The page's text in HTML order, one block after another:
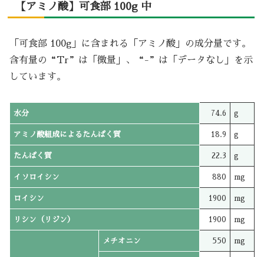
【アミノ酸】可食部 100g 中
「可食部 100g」に含まれる「アミノ酸」の成分量です。
含有量の“Tr”は「微量」、“-”は「データなし」を示
しています。
水分 74.6 g
アミノ酸組成によるたんぱく質 18.9 g
たんぱく質 22.3 g
イソロイシン 880 mg
ロイシン 1900 mg
リシン（リジン） 1900 mg
メチオニン 550 mg